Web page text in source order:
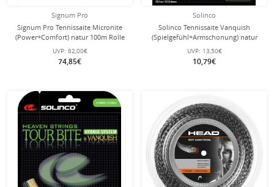
Signum Pro
Signum Pro Tennissaite Micronite
(Power+Comfort) natur 100m Rolle
UVP: 82,00€
74,85€
Solinco
Solinco Tennissaite Vanquish
(Spielgefühl+Armschonung) natur
12m Set
UVP: 13,50€
10,79€